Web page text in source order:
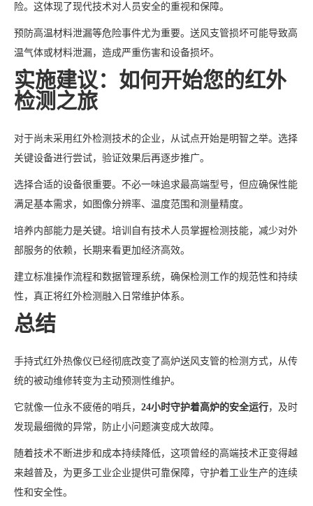
险。这体现了现代技术对人员安全的重视和保障。
预防高温材料泄漏等危险事件尤为重要。送风支管损坏可能导致高
温气体或材料泄漏，造成严重伤害和设备损坏。
实施建议：如何开始您的红外
检测之旅
对于尚未采用红外检测技术的企业，从试点开始是明智之举。选择
关键设备进行尝试，验证效果后再逐步推广。
选择合适的设备很重要。不必一味追求最高端型号，但应确保性能
满足基本需求，如图像分辨率、温度范围和测量精度。
培养内部能力是关键。培训自有技术人员掌握检测技能，减少对外
部服务的依赖，长期来看更加经济高效。
建立标准操作流程和数据管理系统，确保检测工作的规范性和持续
性，真正将红外检测融入日常维护体系。
总结
手持式红外热像仪已经彻底改变了高炉送风支管的检测方式，从传
统的被动维修转变为主动预测性维护。
它就像一位永不疲倦的哨兵， 24小时守护着高炉的安全运行，及时
发现最细微的异常，防止小问题演变成大故障。
随着技术不断进步和成本持续降低，这项曾经的高端技术正变得越
来越普及，为更多工业企业提供可靠保障，守护着工业生产的连续
性和安全性。